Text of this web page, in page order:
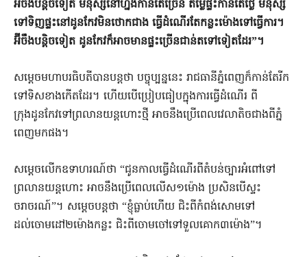
អ៊ីចឹងបន្ដិចទៀត មនុស្សនៅហ្នឹងកាន់តែច្រើន តម្លៃផ្ទះកាន់តែថ្លៃ មនុស្ស
ទៅទិញផ្ទះនៅដូនកែវមិនថោកជាង ធ្វើដំណើរតែកន្លះម៉ោងទៅធ្វើការ។
អ៊ីចឹងបន្ដិចទៀត ដូនកែវក៏អាចមានផ្ទះច្រើនជាន់តទៅទៀតដែរ”។
សម្ដេចមហាបរធិបតីបានបន្ដថា បច្ចុប្បន្ននេះ រាជធានីភ្នំពេញក៏កាន់តែរីក
ទៅទិសខាងកើតដែរ។ ហើយបើប្រៀបធៀបក្នុងការធ្វើដំណើរ ពី
ក្រុងដូនកែវទៅព្រលានយន្ដហោះថ្មី អាចនឹងប្រើពេលវេលាតិចជាងពីភ្នំ
ពេញមកផង។
សម្ដេចលើកឧទាហរណ៍ថា “ជូនកាលធ្វើដំណើរពីតំបន់ច្បារអំពៅទៅ
ព្រលានយន្ដហោះ អាចនឹងប្រើពេលលើស១ម៉ោង ប្រសិនបើស្ទះ
ចរាចរណ៍”។ សម្តេចបន្តថា “ខ្ញុំធ្លាប់ហើយ ជិះពីកំពង់សោមទៅ
ដល់ចោមដៅ២ម៉ោងកន្លះ ជិះពីចោមចៅទៅទួលគោក៣ម៉ោង”។